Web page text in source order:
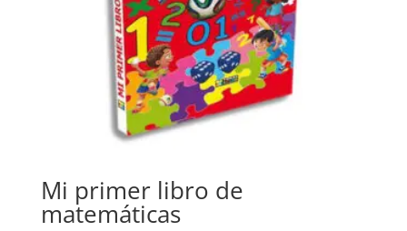
Mi primer libro de
matemáticas